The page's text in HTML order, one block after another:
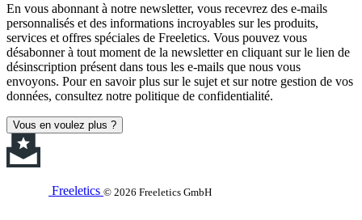
En vous abonnant à notre newsletter, vous recevrez des e-mails
personnalisés et des informations incroyables sur les produits,
services et offres spéciales de Freeletics. Vous pouvez vous
désabonner à tout moment de la newsletter en cliquant sur le lien de
désinscription présent dans tous les e-mails que nous vous
envoyons. Pour en savoir plus sur le sujet et sur notre gestion de vos
données, consultez notre politique de confidentialité.
Vous en voulez plus ?
Freeletics © 2026 Freeletics GmbH